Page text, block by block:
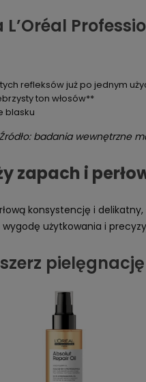
refleksów już po jednym
ton włosów**
blasku
badania wewnętrzne
zapach i
konsystencję i delikatny,
użytkowania i